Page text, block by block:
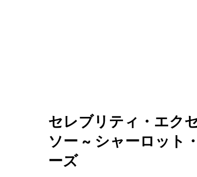
セレブリティ・エク
ソー ~ シャーロット
ーズ